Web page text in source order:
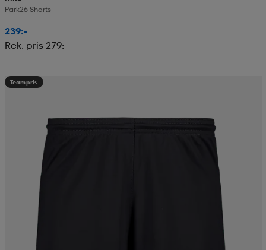
Park26 Shorts
239:-
Rek. pris 279:-
Teampris